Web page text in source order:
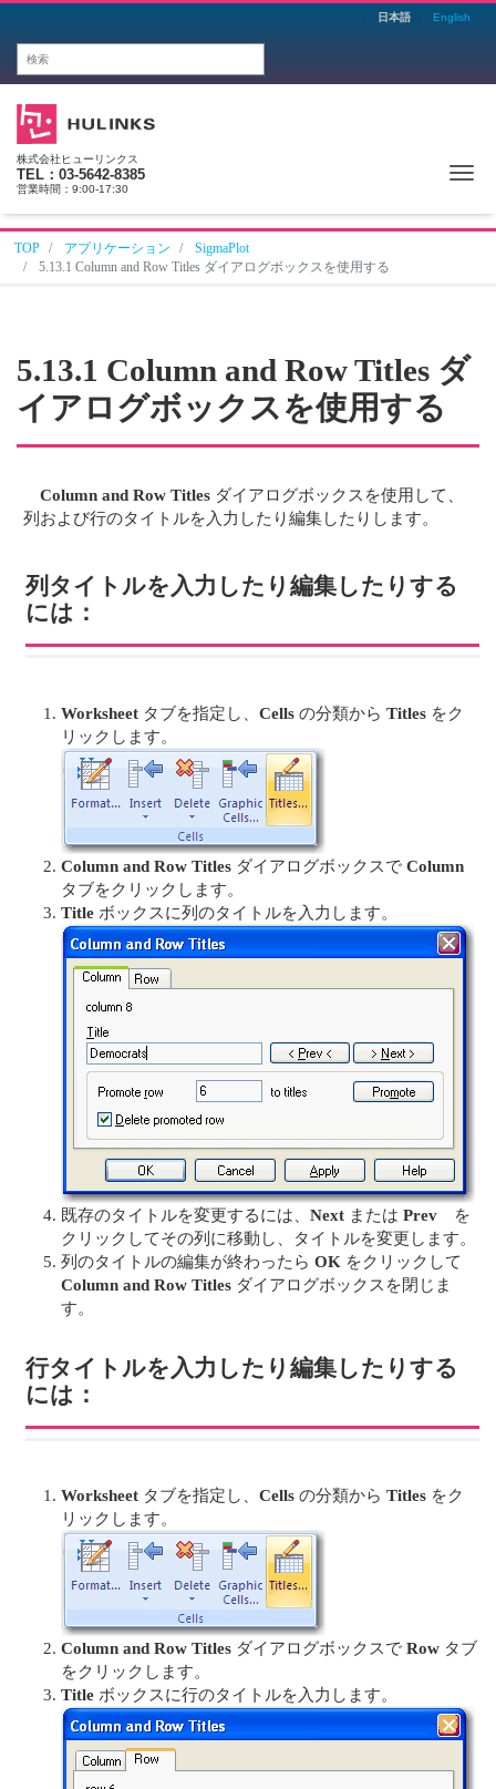
日本語 English
株式会社ヒューリンクス
TEL：03-5642-8385
営業時間：9:00-17:30
TOP アプリケーション
SigmaPlot
5.13.1 Column and Row Titles ダイアログボックスを使用する
5.13.1 Column and Row Titles ダ
イアログボックスを使用する
Column and Row Titles ダイアログボックスを使用して、
列および行のタイトルを入力したり編集したりします。
列タイトルを入力したり編集したりする
には：
Worksheet タブを指定し、 Cells の分類から Titles をク
リックします。
Column and Row Titles ダイアログボックスで Column
タブをクリックします。
Title ボックスに列のタイトルを入力します。
既存のタイトルを変更するには、 Next または Prev を
クリックしてその列に移動し、タイトルを変更します。
列のタイトルの編集が終わったら OK をクリックして
Column and Row Titles ダイアログボックスを閉じま
す。
行タイトルを入力したり編集したりする
には：
Worksheet タブを指定し、 Cells の分類から Titles をク
リックします。
Column and Row Titles ダイアログボックスで Row タブ
をクリックします。
Title ボックスに行のタイトルを入力します。